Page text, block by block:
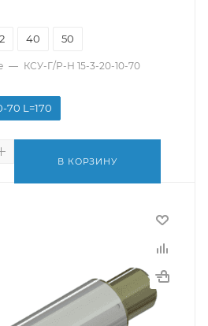
40 50
— КСУ-Г/Р-Н 15-3-20-10-70
70 L=170
В КОРЗИНУ